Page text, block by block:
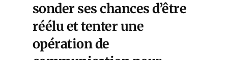
sonder ses chances d’être
réélu et tenter une
opération de